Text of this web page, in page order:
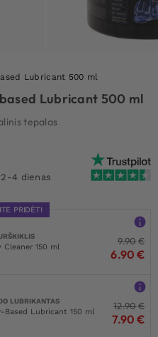
Lubricant 500 ml
Lubricant 500 ml
tepalas
4 dienas
PRIDĖTI
150 ml
9.90€
6.90 €
LUBRIKANTAS
Based Lubricant 150 ml
12.90€
7.90 €